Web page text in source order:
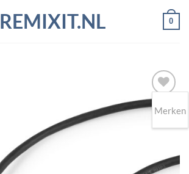
REMIXIT.NL 0
Toevoegen
Merken